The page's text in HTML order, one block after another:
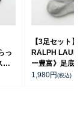
っ
ニ
【3足セット】
RALPH
ー豊富》足底
ポイントソッ
1,980円(税込)